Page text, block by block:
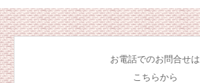
お電話でのお問合せは
こちらから